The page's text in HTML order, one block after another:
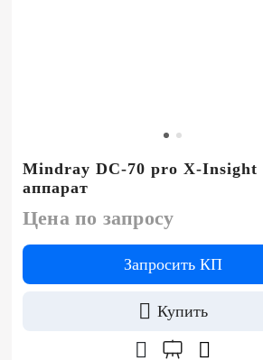
Mindray DC-70 pro X-
аппарат
Цена по запросу
Запросить КП
Купить